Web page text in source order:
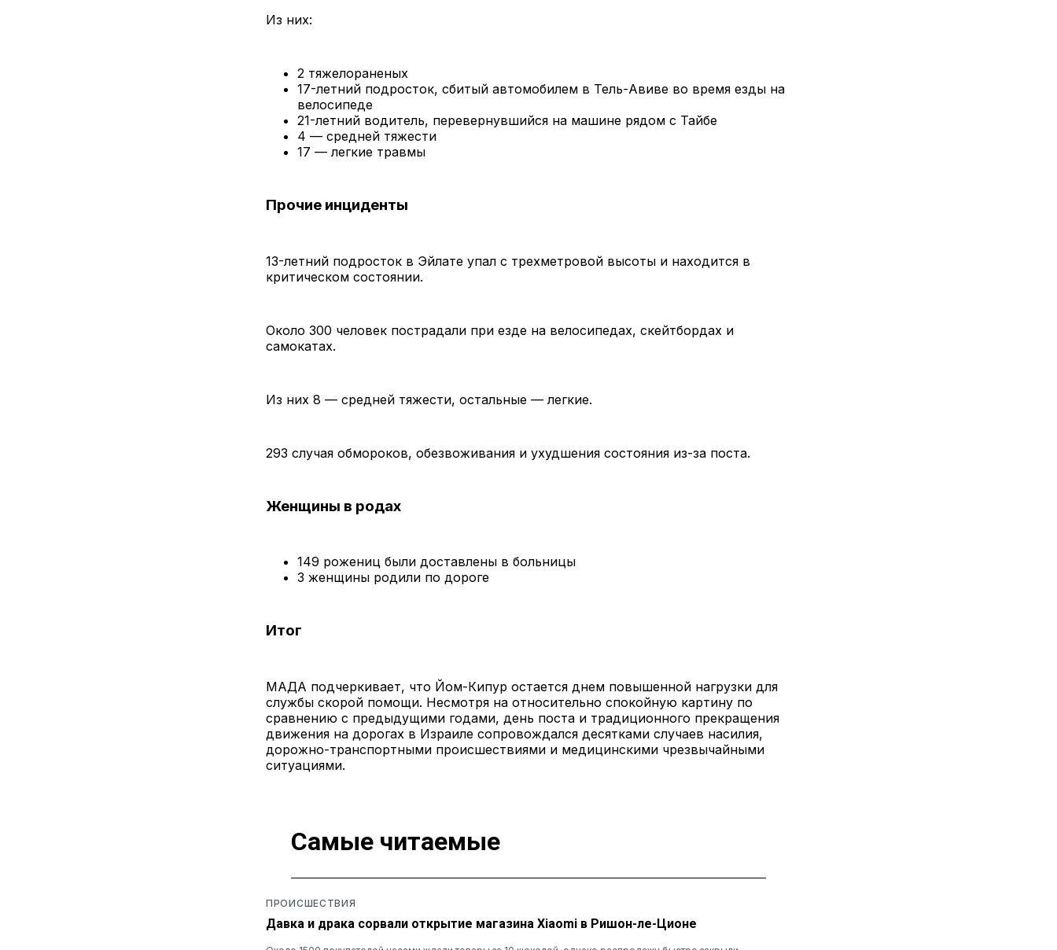
Из них:
2 тяжелораненых
17-летний подросток, сбитый автомобилем в Тель-Авиве во время езды на
велосипеде
21-летний водитель, перевернувшийся на машине рядом с Тайбе
4 — средней тяжести
17 — легкие травмы
Прочие инциденты
13-летний подросток в Эйлате упал с трехметровой высоты и находится в
критическом состоянии.
Около 300 человек пострадали при езде на велосипедах, скейтбордах и
самокатах.
Из них 8 — средней тяжести, остальные — легкие.
293 случая обмороков, обезвоживания и ухудшения состояния из-за поста.
Женщины в родах
149 рожениц были доставлены в больницы
3 женщины родили по дороге
Итог
МАДА подчеркивает, что Йом-Кипур остается днем повышенной нагрузки для
службы скорой помощи. Несмотря на относительно спокойную картину по
сравнению с предыдущими годами, день поста и традиционного прекращения
движения на дорогах в Израиле сопровождался десятками случаев насилия,
дорожно-транспортными происшествиями и медицинскими чрезвычайными
ситуациями.
Самые читаемые
ПРОИСШЕСТВИЯ
Давка и драка сорвали открытие магазина Xiaomi в Ришон-ле-Ционе